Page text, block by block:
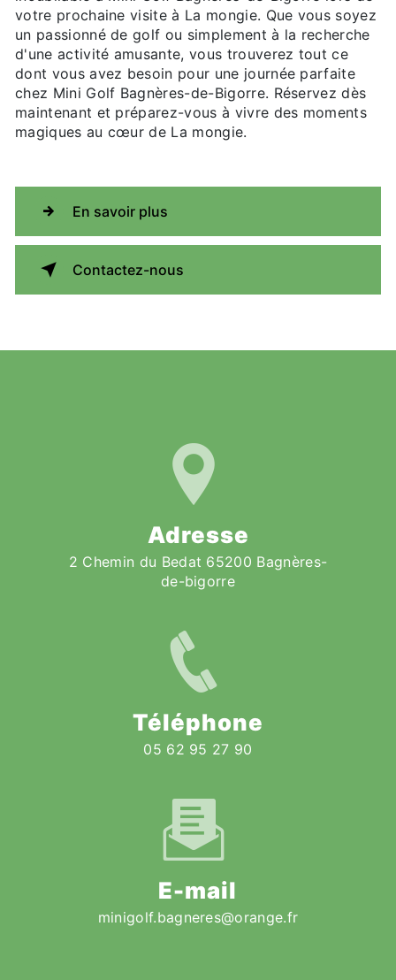
votre prochaine visite à La mongie. Que vous soyez
un passionné de golf ou simplement à la recherche
d'une activité amusante, vous trouverez tout ce
dont vous avez besoin pour une journée parfaite
chez Mini Golf Bagnères-de-Bigorre. Réservez dès
maintenant et préparez-vous à vivre des moments
magiques au cœur de La mongie.
En savoir plus
Contactez-nous
Adresse
2 Chemin du Bedat 65200 Bagnères-
de-bigorre
Téléphone
05 62 95 27 90
E-mail
minigolf.bagneres@orange.fr